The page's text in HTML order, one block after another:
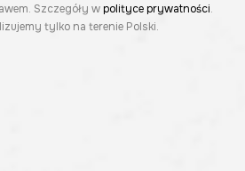
Szczegóły w polityce prywatności.
tylko na terenie Polski.